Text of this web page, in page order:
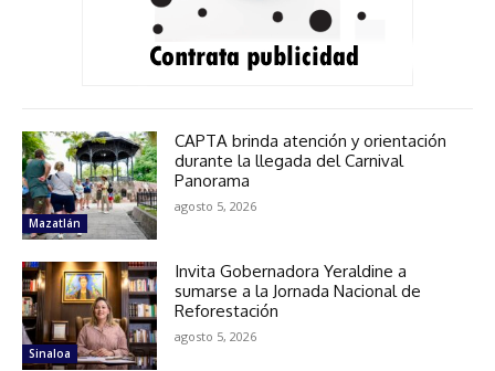
Mazatlán
CAPTA brinda atención y orientación
durante la llegada del Carnival
Panorama
agosto 5, 2026
Sinaloa
Invita Gobernadora Yeraldine a
sumarse a la Jornada Nacional de
Reforestación
agosto 5, 2026